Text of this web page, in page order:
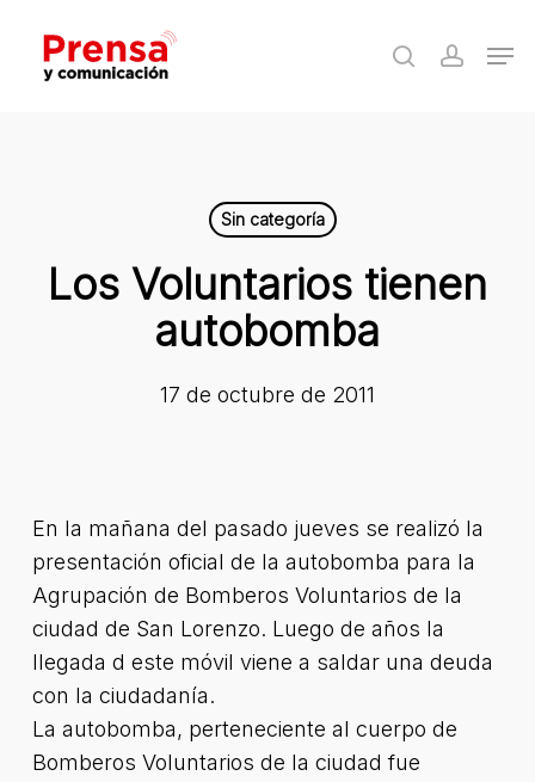
main
search
Sin categoría
Los Voluntarios tienen
autobomba
17 de octubre de 2011
En la mañana del pasado jueves se realizó la
presentación oficial de la autobomba para la
Agrupación de Bomberos Voluntarios de la
ciudad de San Lorenzo. Luego de años la
llegada d este móvil viene a saldar una deuda
con la ciudadanía.
La autobomba, perteneciente al cuerpo de
Bomberos Voluntarios de la ciudad fue